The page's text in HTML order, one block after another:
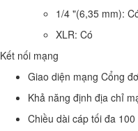
1/4 "(6,35 mm):
XLR: Có
Kết nối mạng
Giao diện mạng Cổng
Khả năng định địa chỉ
Chiều dài cáp tối đa